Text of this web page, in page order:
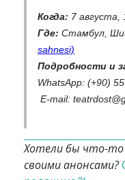
Когда: 7 августа,
Где: Стамбул,
sahnesi)
Подробности и
WhatsApp: (+90)
E-mail:
Хотели бы что-то
своими анонсами?